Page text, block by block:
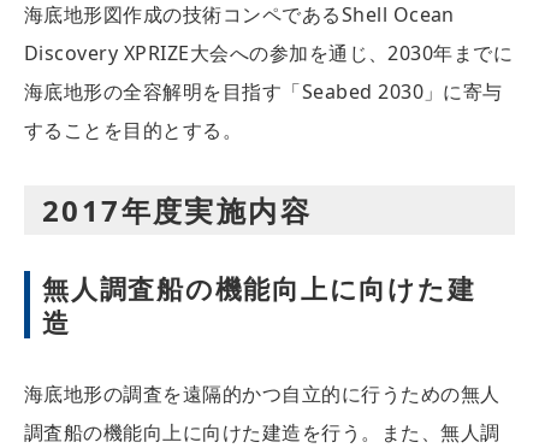
海底地形図作成の技術コンペであるShell Ocean
Discovery XPRIZE大会への参加を通じ、2030年までに
海底地形の全容解明を目指す「Seabed 2030」に寄与
することを目的とする。
2017年度実施内容
無人調査船の機能向上に向けた建
造
海底地形の調査を遠隔的かつ自立的に行うための無人
調査船の機能向上に向けた建造を行う。また、無人調